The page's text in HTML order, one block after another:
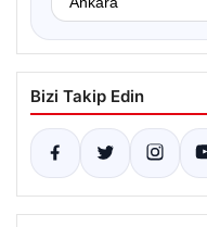
Bizi Takip Edin